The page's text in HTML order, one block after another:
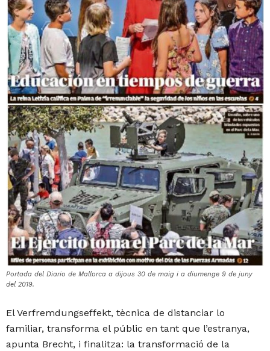
Portada del Diario de Mallorca a dijous 30 de maig i a diumenge 9 de juny
del 2019.
El Verfremdungseffekt, tècnica de distanciar lo
familiar, transforma el públic en tant que l’estranya,
apunta Brecht, i finalitza: la transformació de la